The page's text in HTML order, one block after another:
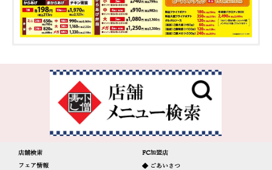
店舗検索
フェア情報
FC加盟店
◆ ごあいさつ